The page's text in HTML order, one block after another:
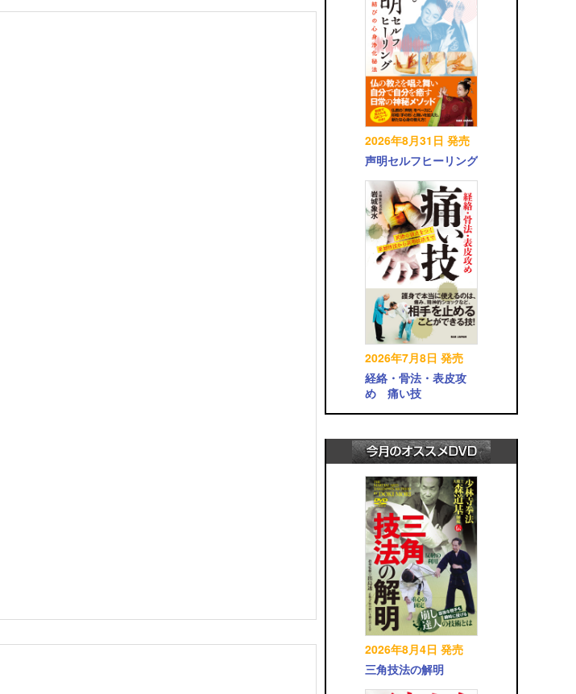
2026年8月31日 発売
声明セルフヒーリング
2026年7月8日 発売
経絡・骨法・表皮攻
め 痛い技
2026年8月4日 発売
三角技法の解明